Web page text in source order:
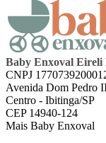
Baby Enxoval Eireli
CNPJ
Avenida Dom Pedro
Centro - Ibitinga/SP
CEP 14940-124
Mais Baby Enxoval